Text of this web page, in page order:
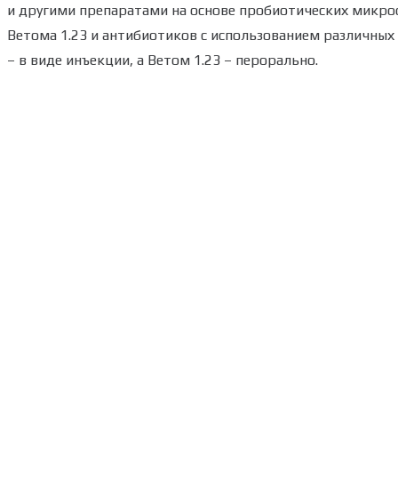
и другими препаратами на основе пробиотических
Ветома 1.23 и антибиотиков с использованием
– в виде инъекции, а Ветом 1.23 – перорально.